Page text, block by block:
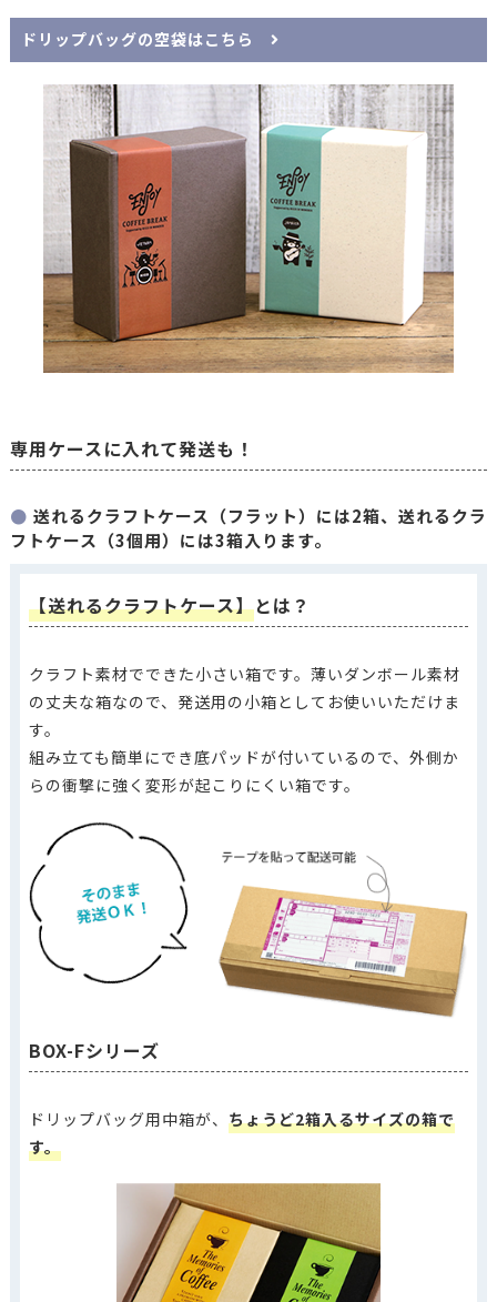
ドリップバッグの空袋はこちら
専用ケースに入れて発送も！
送れるクラフトケース（フラット）には2箱、送れるクラ
フトケース（3個用）には3箱入ります。
【送れるクラフトケース】とは？
クラフト素材でできた小さい箱です。薄いダンボール素材
の丈夫な箱なので、発送用の小箱としてお使いいただけま
す。
組み立ても簡単にでき底パッドが付いているので、外側か
らの衝撃に強く変形が起こりにくい箱です。
BOX-Fシリーズ
ドリップバッグ用中箱が、 ちょうど2箱入るサイズの箱で
す。